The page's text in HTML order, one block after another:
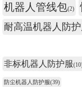
机器人管线包(2)
耐高温机器人防
非标机器人防护服
防尘机器人防护服(39)